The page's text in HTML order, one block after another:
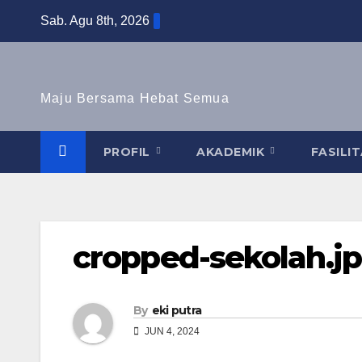
Sab. Agu 8th, 2026
Maju Bersama Hebat Semua
PROFIL AKADEMIK
cropped-
By eki putra
JUN 4, 2024